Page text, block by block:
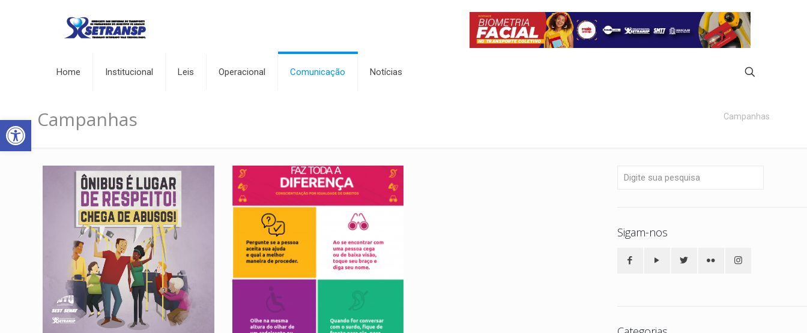
Abrir a barra de ferramentas
Home Institucional Leis Operacional Comunicação Notícias
Campanhas Campanhas
Sigam-nos